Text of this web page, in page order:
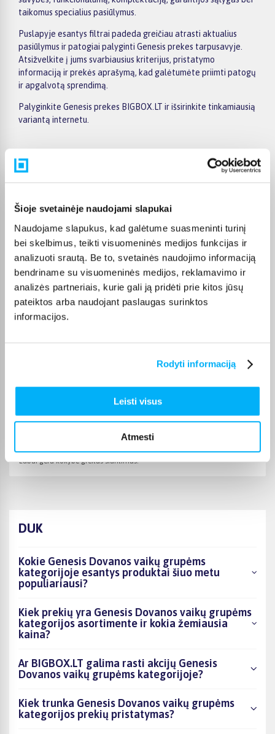
Šioje svetainėje naudojami slapukai
Naudojame slapukus, kad galėtume suasmeninti turinį
bei skelbimus, teikti visuomeninės medijos funkcijas ir
analizuoti srautą. Be to, svetainės naudojimo informaciją
bendriname su visuomeninės medijos, reklamavimo ir
analizės partneriais, kurie gali ją pridėti prie kitos jūsų
pateiktos arba naudojant paslaugas surinktos
informacijos.
Rodyti informaciją
Leisti visus
Atmesti
taikomus specialius pasiūlymus.
Puslapyje esantys filtrai padeda greičiau atrasti aktualius
pasiūlymus ir patogiai palyginti Genesis prekes tarpusavyje.
Atsižvelkite į jums svarbiausius kriterijus, pristatymo
informaciją ir prekės aprašymą, kad galėtumėte priimti patogų
ir apgalvotą sprendimą.
Palyginkite Genesis prekes BIGBOX.LT ir išsirinkite tinkamiausią
variantą internetu.
Žydrūnė M.
Patvirtintas pirkėjas
Vaikas patenkintas❤️ puikus žadimas
Algirdas Ž.
Patvirtintas pirkėjas
Labai gera kokybė greitas siuntimas!
DUK
Kokie Genesis Dovanos vaikų grupėms
kategorijoje esantys produktai šiuo metu
populiariausi?
Kiek prekių yra Genesis Dovanos vaikų grupėms
kategorijos asortimente ir kokia žemiausia
kaina?
Ar BIGBOX.LT galima rasti akcijų Genesis
Dovanos vaikų grupėms kategorijoje?
Kiek trunka Genesis Dovanos vaikų grupėms
kategorijos prekių pristatymas?